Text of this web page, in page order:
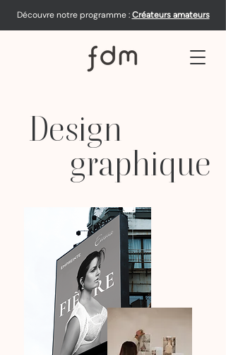
Découvre notre programme : Créateurs amateurs
Design
graphique